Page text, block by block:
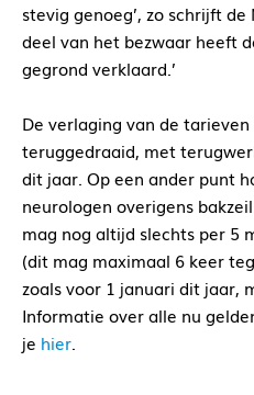
stevig genoeg’, zo schrijft
deel van het bezwaar heeft
gegrond verklaard.’
De verlaging van de
teruggedraaid, met
dit jaar. Op een ander punt
neurologen overigens
mag nog altijd slechts per 5
(dit mag maximaal 6 keer
zoals voor 1 januari dit jaar,
Informatie over alle nu
je hier.